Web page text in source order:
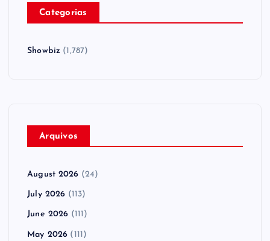
Categorias
Showbiz (1,787)
Arquivos
August 2026 (24)
July 2026 (113)
June 2026 (111)
May 2026 (111)